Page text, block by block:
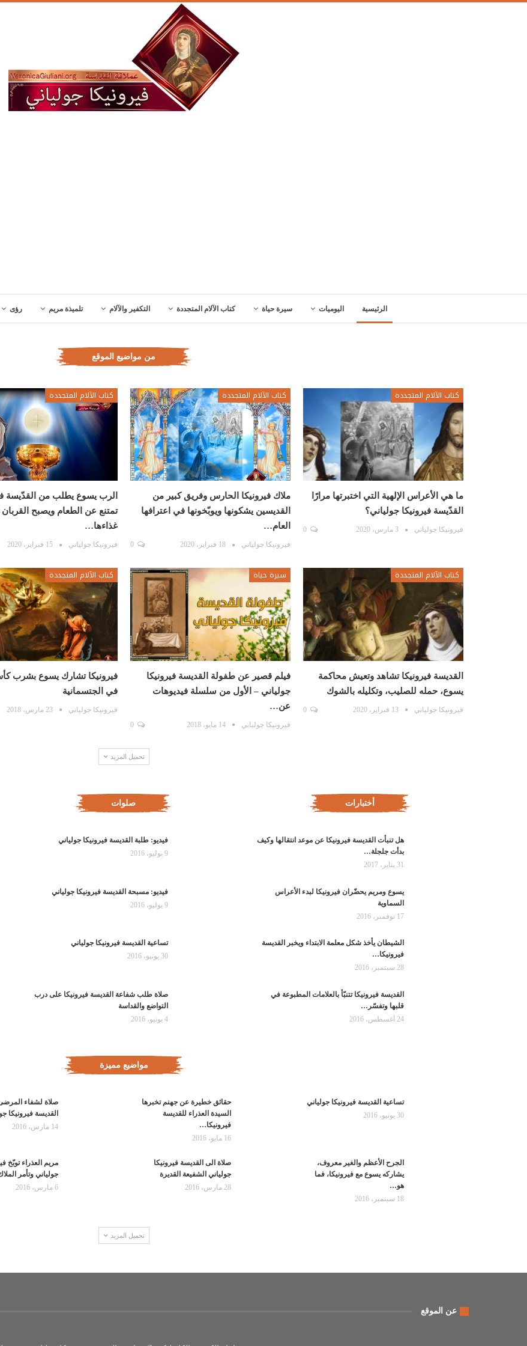
الرئيسية اليوميات سيرة حياة كتاب الآلام المتجددة التكفير والآلام تلميذة مريم رؤى
من مواضيع الموقع
كتاب الآلام المتجددة
ما هي الأعراس الإلهية التي اختبرتها مرارًا
القدّيسة فيرونيكا جولياني؟
فيرونيكا جولياني 3 مارس، 2020
كتاب الآلام المتجددة
ملاك فيرونيكا الحارس وفريق كبير من
القديسين يشكونها ويوبّخونها في اعترافها
العام…
فيرونيكا جولياني 18 فبراير، 2020
كتاب الآلام المتجددة
الرب يسوع يطلب من القدّيسة
تمتنع عن الطعام ويصبح
غذاءها…
فيرونيكا جولياني 15 فبراير، 2020
كتاب الآلام المتجددة
القديسة فيرونيكا تشاهد وتعيش محاكمة
يسوع، حمله للصليب، وتكليله بالشوك
فيرونيكا جولياني 13 فبراير، 2020
سيرة حياة
فيلم قصير عن طفولة القديسة فيرونيكا
جولياني – الأول من سلسلة فيديوهات
عن…
فيرونيكا جولياني 14 مايو، 2018
كتاب الآلام المتجددة
فيرونيكا تشارك يسوع بشرب
في الجتسمانية
فيرونيكا جولياني 23 مارس، 2018
تحميل المزيد
صلوات
فيديو: طلبة القديسة فيرونيكا جولياني
9 يوليو، 2016
فيديو: مسبحة القديسة فيرونيكا جولياني
9 يوليو، 2016
تساعية القديسة فيرونيكا جولياني
30 يونيو، 2016
صلاة طلب شفاعة القديسة فيرونيكا على درب
التواضع والقداسة
4 يونيو، 2016
أختبارات
هل تنبأت القديسة فيرونيكا عن موعد انتقالها وكيف
بدأت جلجلة…
31 يناير، 2017
يسوع ومريم يحضّران فيرونيكا لبدء الأعراس
السماوية
17 نوفمبر، 2016
الشيطان يأخذ شكل معلمة الابتداء ويخبر القديسة
فيرونيكا…
28 سبتمبر، 2016
القديسة فيرونيكا تتنبّأ بالعلامات المطبوعة في
قلبها وتفسّر…
24 أغسطس، 2016
مواضيع مميزة
تساعية القديسة فيرونيكا جولياني
30 يونيو، 2016
حقائق خطيرة عن جهنم تخبرها
السيدة العذراء للقديسة
فيرونيكا…
16 مايو، 2016
صلاة لشفاء
القديسة فيرونيكا
14 مارس، 2016
الجرح الأعظم والغير معروف،
يشاركه يسوع مع فيرونيكا، فما
هو…
18 سبتمبر، 2016
صلاة الى القديسة فيرونيكا
جولياني الشفيعة القديرة
28 مارس، 2016
مريم العذراء توبّخ
جولياني وتأمر
6 مارس، 2016
تحميل المزيد
عن الموقع